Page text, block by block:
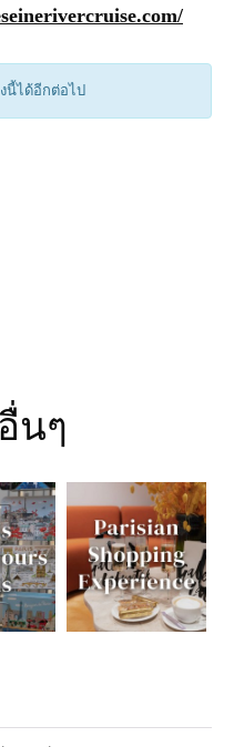
นี้ได้อีกต่อไป
นๆ